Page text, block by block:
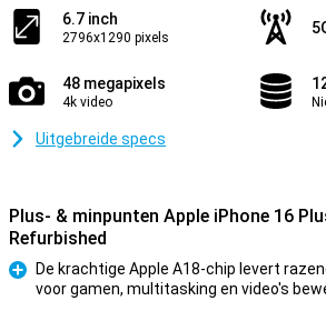
6.7 inch
2796x1290 pixels
48 megapixels
4k video
Uitgebreide specs
Plus- & minpunten Apple iPhone 16
Refurbished
Pluspunt
De krachtige Apple A18-chip levert
voor gamen, multitasking en video's